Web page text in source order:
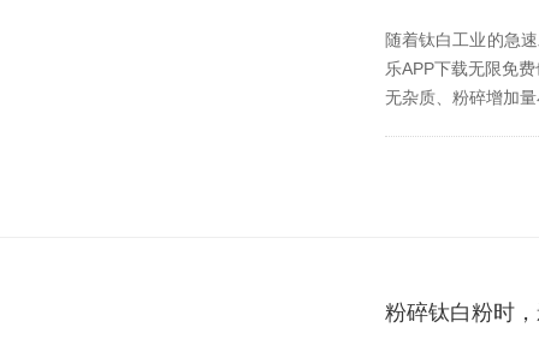
随着钛白工业的急速
乐APP下载无限免费
无杂质、粉碎
粉碎钛白粉时